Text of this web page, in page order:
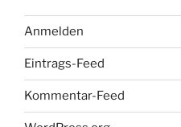
Anmelden
Eintrags-Feed
Kommentar-Feed